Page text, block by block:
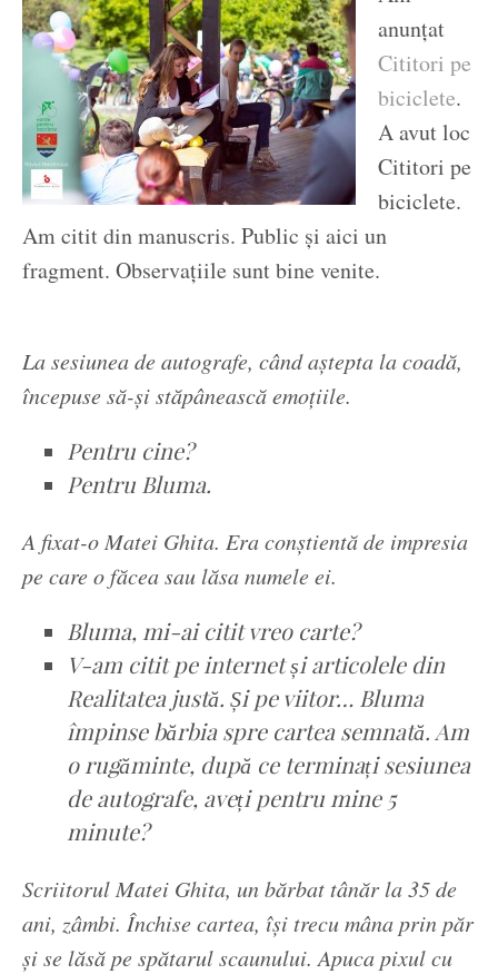
anunțat
Cititori pe
biciclete.
A avut loc
Cititori pe
biciclete.
Am citit din manuscris. Public și aici un
fragment. Observațiile sunt bine venite.
La sesiunea de autografe, când aștepta la coadă,
începuse să-și stăpânească emoțiile.
Pentru cine?
Pentru Bluma.
A fixat-o Matei Ghita. Era conștientă de impresia
pe care o făcea sau lăsa numele ei.
Bluma, mi-ai citit vreo carte?
V-am citit pe internet și articolele din
Realitatea justă. Și pe viitor… Bluma
împinse bărbia spre cartea semnată. Am
o rugăminte, după ce terminați sesiunea
de autografe, aveți pentru mine 5
minute?
Scriitorul Matei Ghita, un bărbat tânăr la 35 de
ani, zâmbi. Închise cartea, își trecu mâna prin păr
și se lăsă pe spătarul scaunului. Apuca pixul cu